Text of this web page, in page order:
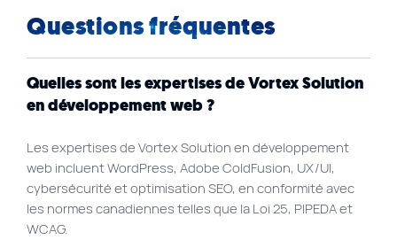
BLOGUE
EN
Liens rapides
Questions fréquentes
Quelles sont les expertises de Vortex Solution
en développement web ?
Les expertises de Vortex Solution en développement
web incluent WordPress, Adobe ColdFusion, UX/UI,
cybersécurité et optimisation SEO, en conformité avec
les normes canadiennes telles que la Loi 25, PIPEDA et
WCAG.